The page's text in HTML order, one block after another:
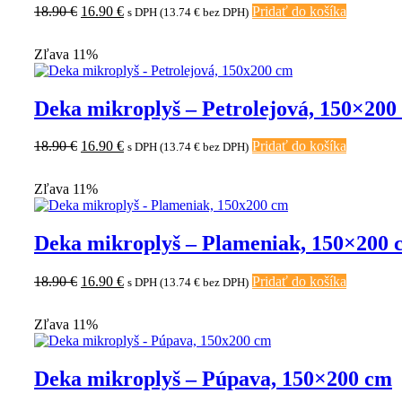
18.90€ Pôvodná
18.90 €.
16.90 €Aktuálna
s DPH (13.74 € bez DPH) Pridať do košíka
Zľava 11%
Deka mikroplyš – Petrolejová, 150×200
18.90€ Pôvodná
18.90 €.
16.90 €Aktuálna
s DPH (13.74 € bez DPH) Pridať do košíka
Zľava 11%
Deka mikroplyš – Plameniak, 150×200
18.90€ Pôvodná
18.90 €.
16.90 €Aktuálna
s DPH (13.74 € bez DPH) Pridať do košíka
Zľava 11%
Deka mikroplyš – Púpava, 150×200 cm